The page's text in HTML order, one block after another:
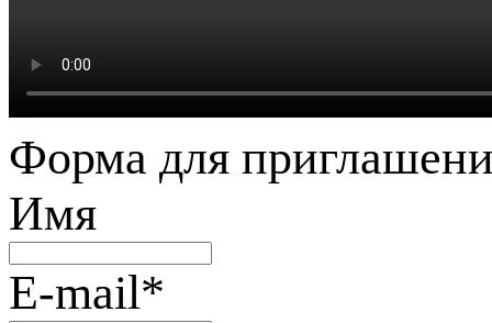
Форма для
Имя
E-mail*